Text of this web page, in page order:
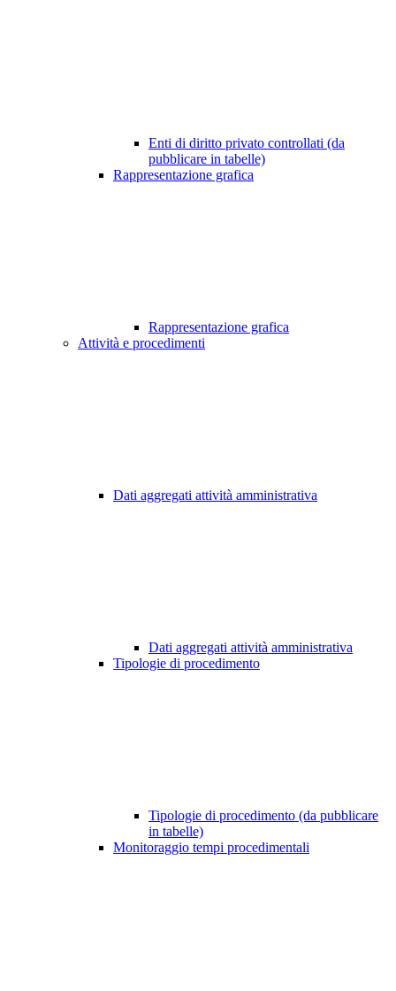
Enti di diritto privato controllati (da
pubblicare in tabelle)
Rappresentazione grafica
Rappresentazione grafica
Attività e procedimenti
Dati aggregati attività amministrativa
Dati aggregati attività amministrativa
Tipologie di procedimento
Tipologie di procedimento (da pubblicare
in tabelle)
Monitoraggio tempi procedimentali